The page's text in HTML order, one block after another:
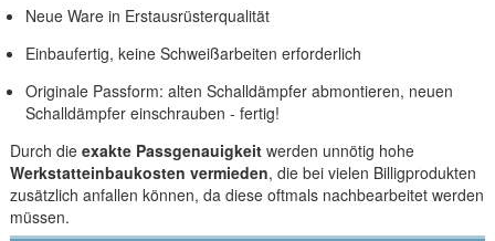
Neue Ware in Erstausrüsterqualität
Einbaufertig, keine Schweißarbeiten erforderlich
Originale Passform: alten Schalldämpfer abmontieren, neuen
Schalldämpfer einschrauben - fertig!
Durch die exakte Passgenauigkeitwerden unnötig hohe
Werkstatteinbaukosten vermieden, die bei vielen Billigprodukten
zusätzlich anfallen können, da diese oftmals nachbearbeitet werden
müssen.